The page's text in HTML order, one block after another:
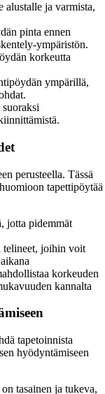
alustalle ja varmista,
pinta ennen
ympäristön.
korkeutta
ympärillä,
perusteella. Tässä
tapettipöytää
jotta pidemmät
telineet, joihin voit
korkeuden
kannalta
tapetoinnista
hyödyntämiseen
tasainen ja tukeva,